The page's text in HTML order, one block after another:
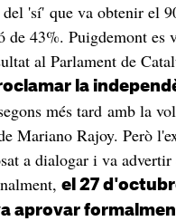
'sí' que va obtenir el
de 43%. Puigdemont es
al Parlament de
la
més tard amb la
Mariano Rajoy. Però
a dialogar i va
el 27
aprovar